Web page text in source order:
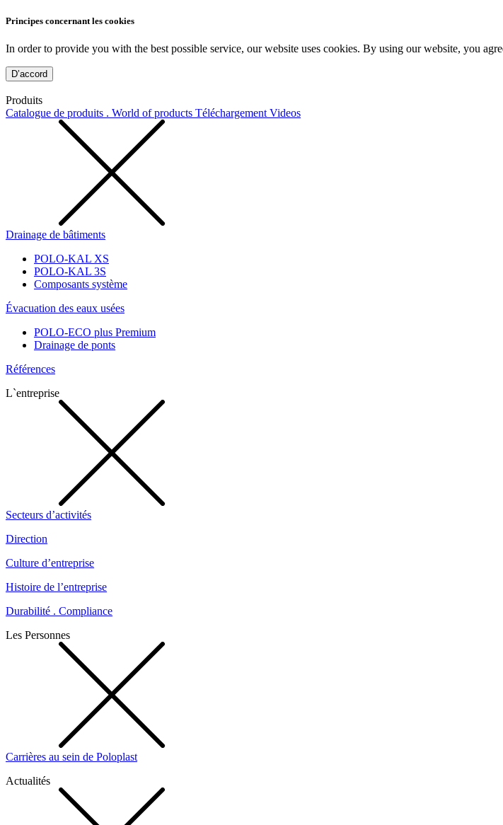
Principes concernant les cookies
In order to provide you with the best possible service, our website uses cookies. By using our website, you
D’accord
Produits
Catalogue de produits . World of products Téléchargement Videos
Drainage de bâtiments
POLO-KAL XS
POLO-KAL 3S
Composants système
Évacuation des eaux usées
POLO-ECO plus Premium
Drainage de ponts
Références
L`entreprise
Secteurs d’activités
Direction
Culture d’entreprise
Histoire de l’entreprise
Durabilité . Compliance
Les Personnes
Carrières au sein de Poloplast
Actualités